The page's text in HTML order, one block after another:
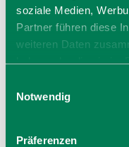
soziale Medien,
Partner führen diese
weiteren Daten
haben oder die sie im
Cookies, wenn Sie
Notwendig
Präferenzen
14:00 -
Fr
08:00 -
Kurzfristige
telefonisch unter der